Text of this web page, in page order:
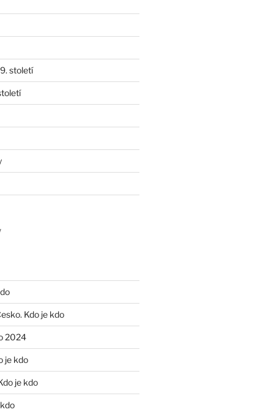
století
Kdo je kdo
2024
je kdo
je kdo